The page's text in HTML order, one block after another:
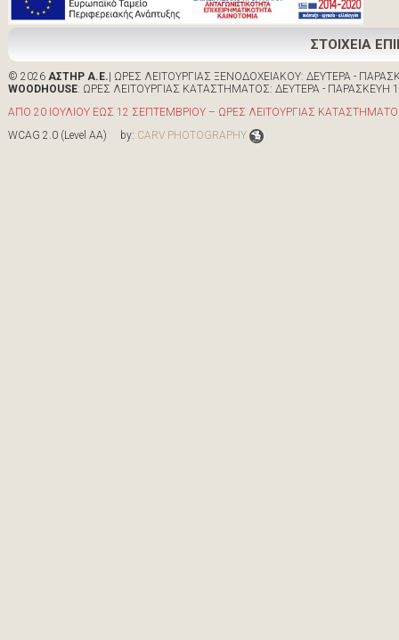
ΣΤΟΙΧΕΙΑ
© 2026 ΑΣΤΗΡ Α.Ε.| ΩΡΕΣ ΛΕΙΤΟΥΡΓΙΑΣ ΞΕΝΟΔΟΧΕΙΑΚΟΥ: ΔΕΥΤΕΡΑ -
WOODHOUSE: ΩΡΕΣ ΛΕΙΤΟΥΡΓΙΑΣ ΚΑΤΑΣΤΗΜΑΤΟΣ: ΔΕΥΤΕΡΑ - ΠΑΡΑΣΚΕΥΗ
ΑΠΟ 20 ΙΟΥΛΙΟΥ ΕΩΣ 12 ΣΕΠΤΕΜΒΡΙΟΥ – ΩΡΕΣ ΛΕΙΤΟΥΡΓΙΑΣ
WCAG 2.0 (Level AA) by: CARV PHOTOGRAPHY